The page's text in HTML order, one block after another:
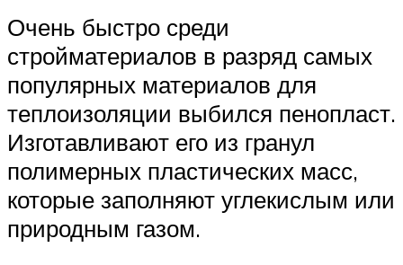
Очень быстро среди
стройматериалов в разряд самых
популярных материалов для
теплоизоляции выбился пенопласт.
Изготавливают его из гранул
полимерных пластических масс,
которые заполняют углекислым или
природным газом.